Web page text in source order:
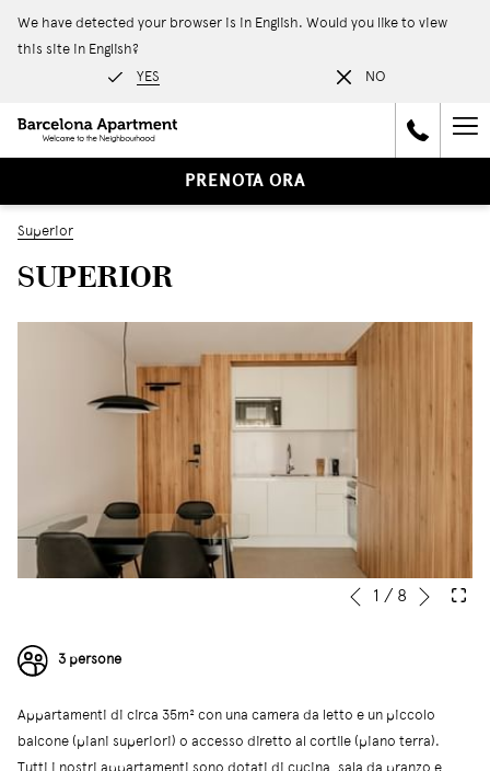
We have detected your browser is in English. Would you like to view
this site in English?
YES NO
PRENOTA ORA
Superior
SUPERIOR
Pulsanti
Cliccando
aggiornerà
Precedente
1 / 8
3 persone
Appartamenti di circa 35m² con una camera da letto e un piccolo
balcone (piani superiori) o accesso diretto al cortile (piano terra).